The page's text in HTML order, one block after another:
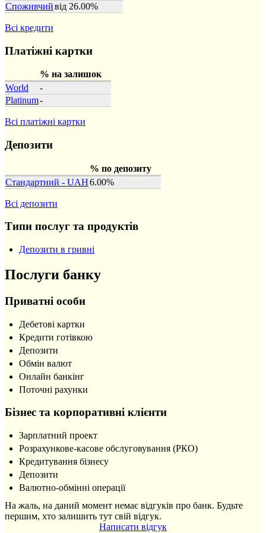
Споживчийвід 26.00%
Всі кредити
Платіжні картки
% на залишок
World
-
Platinum-
Всі платіжні картки
Депозити
% по депозиту
Стандартний - UAH6.00%
Всі депозити
Типи послуг та продуктів
Депозити в гривні
Послуги банку
Приватні особи
Дебетові картки
Кредити готівкою
Депозити
Обмін валют
Онлайн банкінг
Поточні рахунки
Бізнес та корпоративні клієнти
Зарплатний проект
Розрахункове-касове обслуговування (РКО)
Кредитування бізнесу
Депозити
Валютно-обмінні операції
На жаль, на даний момент немає відгуків про банк. Будьте
першим, хто залишить тут свій відгук.
Написати відгук